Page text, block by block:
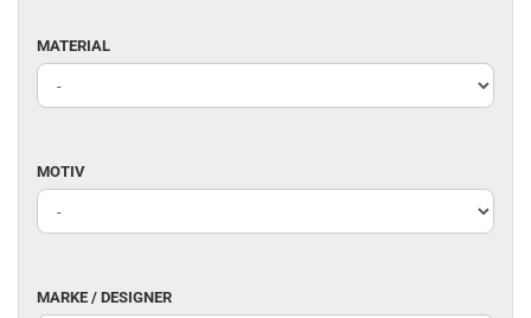
MATERIAL
MATERIAL
MOTIV
MOTIV
MARKE
MARKE / DESIGNER